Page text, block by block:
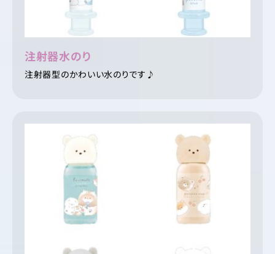
注射器水のり
注射器型のかわいい水のりです♪